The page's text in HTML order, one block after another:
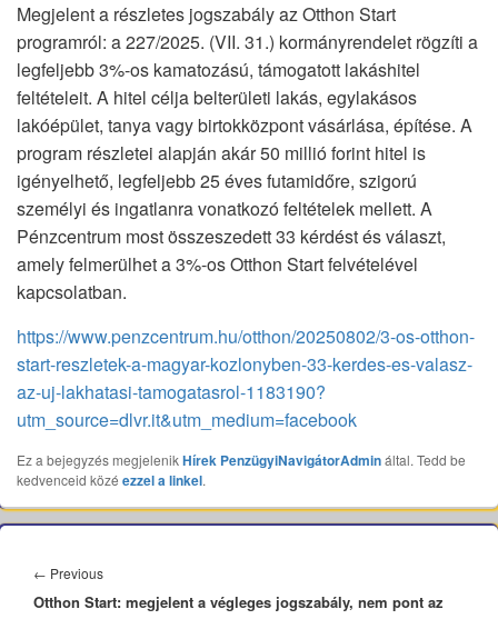
Megjelent a részletes jogszabály az Otthon Start
programról: a 227/2025. (VII. 31.) kormányrendelet rögzíti a
legfeljebb 3%-os kamatozású, támogatott lakáshitel
feltételeit. A hitel célja belterületi lakás, egylakásos
lakóépület, tanya vagy birtokközpont vásárlása, építése. A
program részletei alapján akár 50 millió forint hitel is
igényelhető, legfeljebb 25 éves futamidőre, szigorú
személyi és ingatlanra vonatkozó feltételek mellett. A
Pénzcentrum most összeszedett 33 kérdést és választ,
amely felmerülhet a 3%-os Otthon Start felvételével
kapcsolatban.
https://www.penzcentrum.hu/otthon/20250802/3-os-otthon-
start-reszletek-a-magyar-kozlonyben-33-kerdes-es-valasz-
az-uj-lakhatasi-tamogatasrol-1183190?
utm_source=dlvr.it&utm_medium=facebook
Ez a bejegyzés megjelenikHírek PenzügyiNavigátorAdmináltal. Tedd be
kedvenceid közé ezzel a linkel.
navigáció
← PreviousPrevious
post:
Otthon Start: megjelent a végleges jogszabály, nem pont az